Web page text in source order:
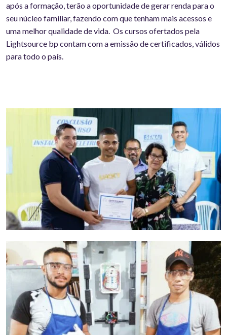
após a formação, terão a oportunidade de gerar renda para o
seu núcleo familiar, fazendo com que tenham mais acessos e
uma melhor qualidade de vida. Os cursos ofertados pela
Lightsource bp contam com a emissão de certificados, válidos
para todo o país.